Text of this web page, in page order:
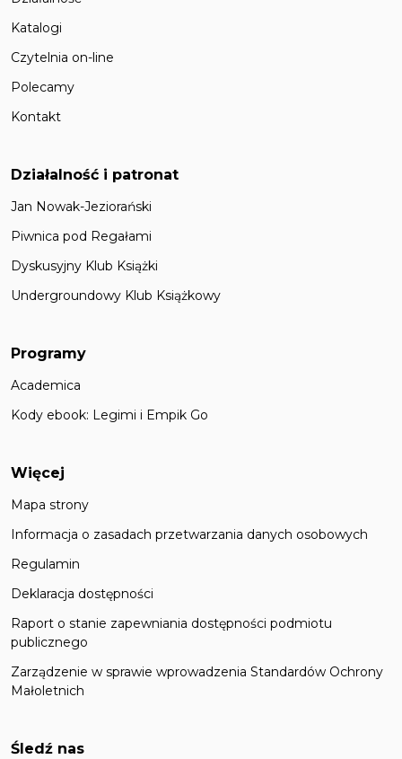
Katalogi
Czytelnia on-line
Polecamy
Kontakt
Działalność i patronat
Jan Nowak-Jeziorański
Piwnica pod Regałami
Dyskusyjny Klub Książki
Undergroundowy Klub Książkowy
Programy
Academica
Kody ebook: Legimi i Empik Go
Więcej
Mapa strony
Informacja o zasadach przetwarzania danych osobowych
Regulamin
Deklaracja dostępności
Raport o stanie zapewniania dostępności podmiotu
publicznego
Zarządzenie w sprawie wprowadzenia Standardów Ochrony
Małoletnich
Śledź nas